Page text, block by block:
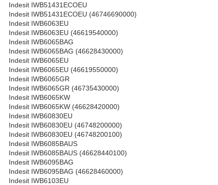
Indesit IWB51431ECOEU
Indesit IWB51431ECOEU (46746690000)
Indesit IWB6063EU
Indesit IWB6063EU (46619540000)
Indesit IWB6065BAG
Indesit IWB6065BAG (46628430000)
Indesit IWB6065EU
Indesit IWB6065EU (46619550000)
Indesit IWB6065GR
Indesit IWB6065GR (46735430000)
Indesit IWB6065KW
Indesit IWB6065KW (46628420000)
Indesit IWB60830EU
Indesit IWB60830EU (46748200000)
Indesit IWB60830EU (46748200100)
Indesit IWB6085BAUS
Indesit IWB6085BAUS (46628440100)
Indesit IWB6095BAG
Indesit IWB6095BAG (46628460000)
Indesit IWB6103EU